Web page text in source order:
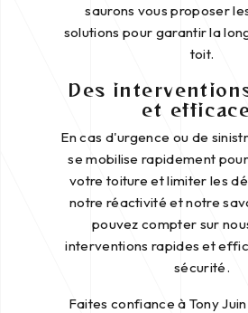
saurons vous proposer
solutions pour garantir la
toit.
Des
et
En cas d'urgence ou de
se mobilise rapidement
votre toiture et limiter les
notre réactivité et notre
pouvez compter sur
interventions rapides et
sécurité.
Faites confiance à Tony